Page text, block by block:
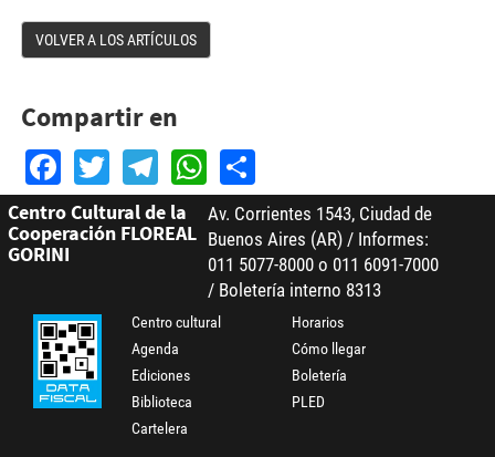
VOLVER A LOS ARTÍCULOS
Compartir en
Facebook
TwitterTelegram
WhatsApp
Share
Centro Cultural de la
Cooperación FLOREAL
GORINI
Av. Corrientes 1543, Ciudad de
Buenos Aires (AR) / Informes:
011 5077-8000 o 011 6091-7000
/ Boletería interno 8313
Centro cultural
Agenda
Ediciones
Biblioteca
Cartelera
Horarios
Cómo llegar
Boletería
PLED